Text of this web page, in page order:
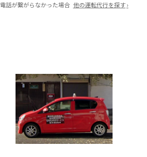
電話が繋がらなかった場合 他の運転代行を探す ›